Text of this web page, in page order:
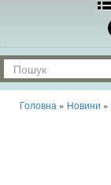
Головна » Новини »